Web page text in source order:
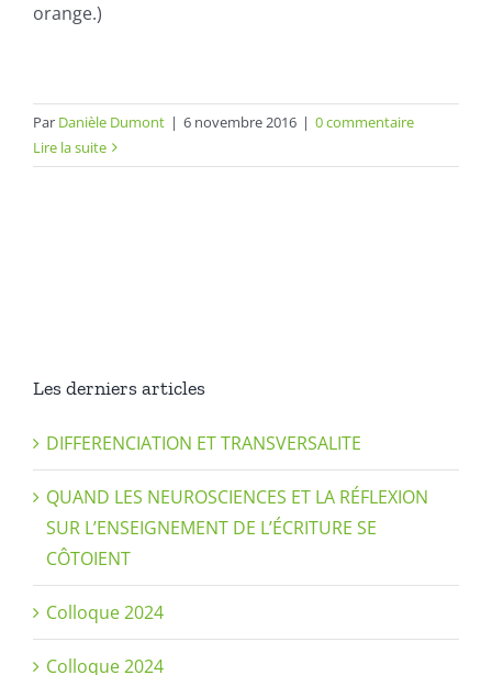
orange.)
Par Danièle Dumont | 6 novembre 2016 | 0 commentaire
Lire la suite
Les derniers articles
DIFFERENCIATION ET TRANSVERSALITE
QUAND LES NEUROSCIENCES ET LA RÉFLEXION
SUR L’ENSEIGNEMENT DE L’ÉCRITURE SE
CÔTOIENT
Colloque 2024
Colloque 2024